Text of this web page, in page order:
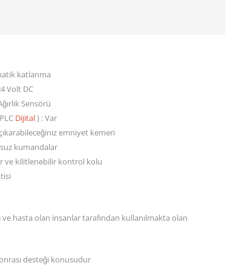
katlanma
Volt DC
Sensörü
Dijital) : Var
emniyet kemeri
kumandalar
ve kilitlenebilir kontrol kolu
ve hasta olan insanlar tarafından kullanılmakta olan
desteği konusudur